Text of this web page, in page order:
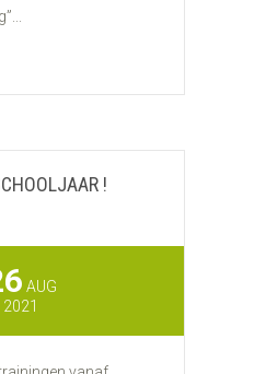
!
AUG
2021